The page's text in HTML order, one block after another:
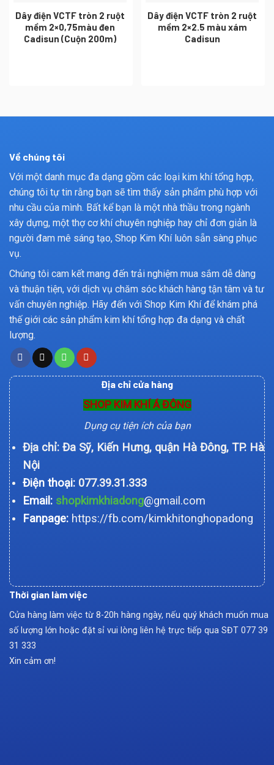
Dây điện VCTF tròn 2 ruột
mềm 2×0,75màu đen
Cadisun (Cuộn 200m)
Dây điện VCTF tròn 2 ruột
mềm 2×2.5 màu xám
Cadisun
Về chúng tôi
Với một danh mục đa dạng gồm các loại kim khí tổng hợp,
chúng tôi tự tin rằng bạn sẽ tìm thấy sản phẩm phù hợp với
nhu cầu của mình. Bất kể bạn là một nhà thầu trong ngành
xây dựng, một thợ cơ khí chuyên nghiệp hay chỉ đơn giản là
người đam mê sáng tạo, Shop Kim Khí luôn sẵn sàng phục
vụ.
Chúng tôi cam kết mang đến trải nghiệm mua sắm dễ dàng
và thuận tiện, với dịch vụ chăm sóc khách hàng tận tâm và tư
vấn chuyên nghiệp. Hãy đến với Shop Kim Khí để khám phá
thế giới các sản phẩm kim khí tổng hợp đa dạng và chất
lượng.
Địa chỉ cửa hàng
SHOP KIM KHÍ Á ĐÔNG
Dụng cụ tiện ích của bạn
Địa chỉ: Đa Sỹ, Kiến Hưng, quận Hà Đông, TP. Hà
Nội
Điện thoại: 077.39.31.333
Email:shopkimkhiadong@gmail.com
Fanpage: https://fb.com/kimkhitonghopadong
Thời gian làm việc
Cửa hàng làm việc từ 8-20h hàng ngày, nếu quý khách muốn mua
số lượng lớn hoặc đặt sỉ vui lòng liên hệ trực tiếp qua SĐT 077 39
31 333
Xin cảm ơn!